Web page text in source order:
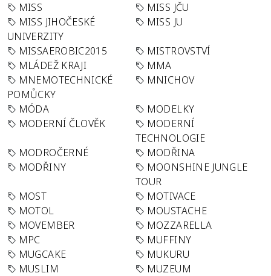
MISS
MISS JČU
MISS JIHOČESKÉ
UNIVERZITY
MISS JU
MISSAEROBIC2015
MISTROVSTVÍ
MLÁDEŽ KRAJI
MMA
MNEMOTECHNICKÉ
POMŮCKY
MNICHOV
MÓDA
MODELKY
MODERNÍ ČLOVĚK
MODERNÍ
TECHNOLOGIE
MODROČERNÉ
MODŘINA
MODŘINY
MOONSHINE JUNGLE
TOUR
MOST
MOTIVACE
MOTOL
MOUSTACHE
MOVEMBER
MOZZARELLA
MPC
MUFFINY
MUGCAKE
MUKURU
MUSLIM
MUZEUM